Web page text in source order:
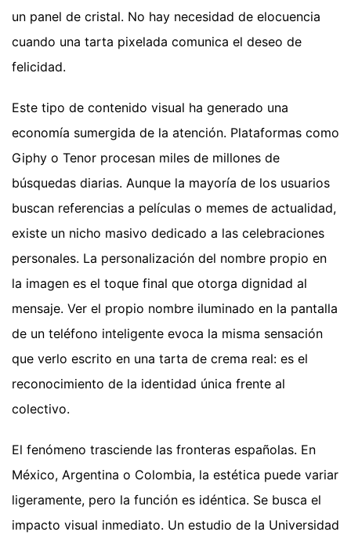
un panel de cristal. No hay necesidad de elocuencia
cuando una tarta pixelada comunica el deseo de
felicidad.
Este tipo de contenido visual ha generado una
economía sumergida de la atención. Plataformas como
Giphy o Tenor procesan miles de millones de
búsquedas diarias. Aunque la mayoría de los usuarios
buscan referencias a películas o memes de actualidad,
existe un nicho masivo dedicado a las celebraciones
personales. La personalización del nombre propio en
la imagen es el toque final que otorga dignidad al
mensaje. Ver el propio nombre iluminado en la pantalla
de un teléfono inteligente evoca la misma sensación
que verlo escrito en una tarta de crema real: es el
reconocimiento de la identidad única frente al
colectivo.
El fenómeno trasciende las fronteras españolas. En
México, Argentina o Colombia, la estética puede variar
ligeramente, pero la función es idéntica. Se busca el
impacto visual inmediato. Un estudio de la Universidad